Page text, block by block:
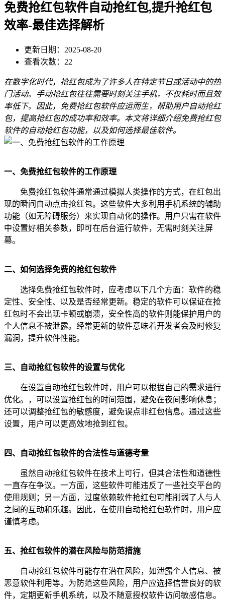
免费抢红包软件自动抢红包,提升抢红包
效率-最佳选择解析
更新日期：2025-08-20
查看次数：22
在数字化时代，抢红包成为了许多人在特定节日或活动中的热
门活动。手动抢红包往往需要时刻关注手机，不仅耗时而且效
率低下。因此，免费抢红包软件应运而生，帮助用户自动抢红
包，提高抢红包的成功率和效率。本文将详细介绍免费抢红包
软件的自动抢红包功能，以及如何选择最佳软件。
一、免费抢红包软件的工作原理
免费抢红包软件通常通过模拟人类操作的方式，在红包出
现的瞬间自动点击抢红包。这些软件大多利用手机系统的辅助
功能（如无障碍服务）来实现自动化的操作。用户只需在软件
中设置好相关参数，即可在后台运行软件，无需时刻关注屏
幕。
二、如何选择免费的抢红包软件
选择免费抢红包软件时，应考虑以下几个方面：软件的稳
定性、安全性、以及是否经常更新。稳定的软件可以保证在抢
红包时不会出现卡顿或崩溃，安全性高的软件则能保护用户的
个人信息不被泄露。经常更新的软件意味着开发者会及时修复
漏洞，提升软件性能。
三、自动抢红包软件的设置与优化
在设置自动抢红包软件时，用户可以根据自己的需求进行
优化。，可以设置抢红包的时间范围，避免在夜间影响休息；
还可以调整抢红包的敏感度，避免误点非红包信息。通过这些
设置，用户可以更高效地抢到红包。
四、自动抢红包软件的合法性与道德考量
虽然自动抢红包软件在技术上可行，但其合法性和道德性
一直存在争议。一方面，这些软件可能违反了一些社交平台的
使用规则；另一方面，过度依赖软件抢红包可能削弱了人与人
之间的互动和乐趣。因此，在使用自动抢红包软件时，用户应
谨慎考虑。
五、抢红包软件的潜在风险与防范措施
自动抢红包软件可能存在潜在风险，如泄露个人信息、被
恶意软件利用等。为防范这些风险，用户应选择信誉良好的软
件，定期更新手机系统，以及不随意授权软件访问敏感信息。